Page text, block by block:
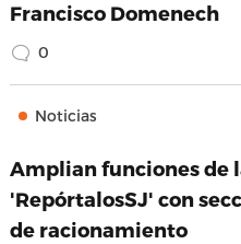
Francisco Domenech
0
Noticias
Amplian funciones de
'RepórtalosSJ' con
de racionamiento